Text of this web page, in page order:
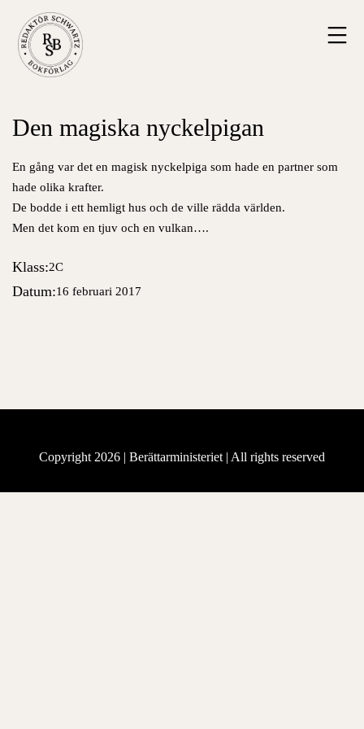
Hoppa
innehåll
Redaktör
Schwartz
Den magiska nyckelpigan
En gång var det en magisk nyckelpiga som hade en partner som
hade olika krafter.
De bodde i ett hemligt hus och de ville rädda världen.
Men det kom en tjuv och en vulkan….
Klass:2C
Datum:16 februari 2017
Copyright 2026 | Berättarministeriet | All rights reserved